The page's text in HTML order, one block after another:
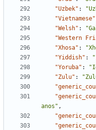
"Uzbek" :
"Vietnamese"
"Welsh" :
"Western
"Xhosa" :
"Yiddish" :
"Yoruba" :
"Zulu" :
anos" ,